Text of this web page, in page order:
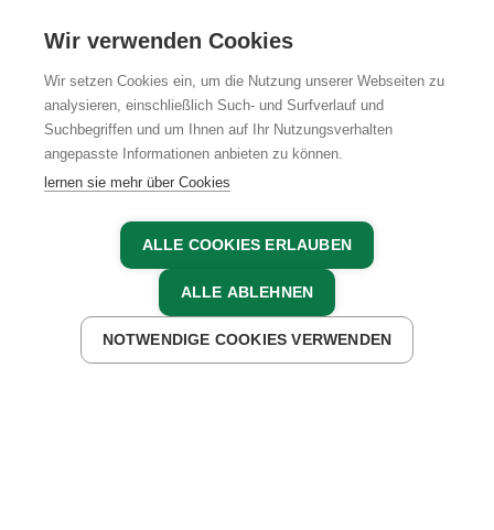
JETZT ANFRAGEN JETZT BUCHEN
AGBIMPRESSUMDATENSCHUTZ
Wir verwenden Cookies
Wir setzen Cookies ein, um die Nutzung unserer Webseiten zu
analysieren, einschließlich Such- und Surfverlauf und
Suchbegriffen und um Ihnen auf Ihr Nutzungsverhalten
angepasste Informationen anbieten zu können.
lernen sie mehr über Cookies
ALLE COOKIES ERLAUBEN
ALLE ABLEHNEN
NOTWENDIGE COOKIES VERWENDEN